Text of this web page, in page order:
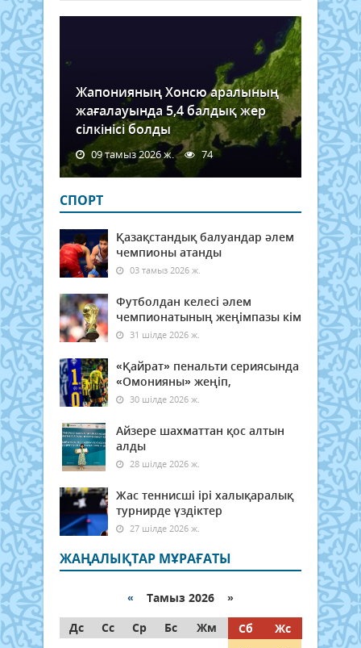
Жапонияның Хонсю аралының
жағалауында 5,4 балдық жер
сілкінісі болды
09 тамыз 2026 ж. 74
СПОРТ
Қазақстандық балуандар әлем
чемпионы атанды
03 тамыз 2026 ж.
Футболдан келесі әлем
чемпионатының жеңімпазы кім
31 шілде 2026 ж.
«Қайрат» пенальти сериясында
«Омонияны» жеңіп,
30 шілде 2026 ж.
Айзере шахматтан қос алтын
алды
28 шілде 2026 ж.
Жас теннисші ірі халықаралық
турнирде үздіктер
27 шілде 2026 ж.
ЖАҢАЛЫҚТАР МҰРАҒАТЫ
« Тамыз 2026 »
Дс
Сс Ср Бс Жм Сб
Жс